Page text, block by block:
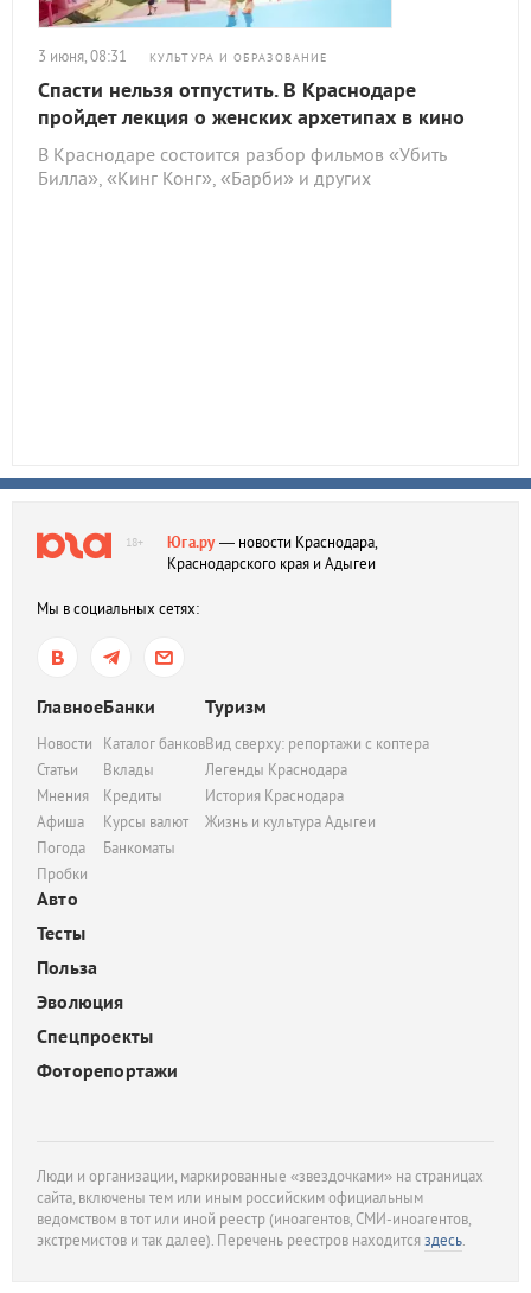
3 июня, 08:31 КУЛЬТУРА И ОБРАЗОВАНИЕ
Спасти нельзя отпустить. В Краснодаре
пройдет лекция о женских архетипах в кино
В Краснодаре состоится разбор фильмов «Убить
Билла», «Кинг Конг», «Барби» и других
18+ Юга.ру— новости Краснодара,
Краснодарского края и Адыгеи
Мы в социальных сетях:
Главное
Новости
Статьи
Мнения
Афиша
Погода
Пробки
Банки
Каталог банков
Вклады
Кредиты
Курсы валют
Банкоматы
Туризм
Вид сверху: репортажи с коптера
Легенды Краснодара
История Краснодара
Жизнь и культура Адыгеи
Авто
Тесты
Польза
Эволюция
Спецпроекты
Фоторепортажи
Люди и организации, маркированные «звездочками» на страницах
сайта, включены тем или иным российским официальным
ведомством в тот или иной реестр (иноагентов, СМИ-иноагентов,
экстремистов и так далее). Перечень реестров находитсяздесь.